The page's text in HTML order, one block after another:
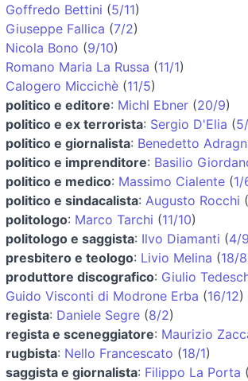
Goffredo Bettini (5/11)
Giuseppe Fallica (7/2)
Nicola Bono (9/10)
Romano Maria La Russa (11/1)
Calogero Miccichè (11/5)
politico e editore: Michl Ebner (20/9)
politico e ex terrorista: Sergio D'Elia (
politico e giornalista: Benedetto
politico e imprenditore: Basilio
politico e medico: Massimo Cialente (1/
politico e sindacalista: Augusto Rocchi (
politologo: Marco Tarchi (11/10)
politologo e saggista: Ilvo Diamanti (4/9
presbitero e teologo: Livio Melina (18/8
produttore discografico: Giulio
Guido Visconti di Modrone Erba (16/12)
regista: Daniele Segre (8/2)
regista e sceneggiatore: Maurizio
rugbista: Nello Francescato (18/1)
saggista e giornalista: Filippo La Porta (